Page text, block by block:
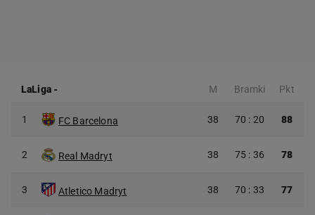
LaLiga- M Bramki Pkt
1 FC Barcelona 38 70 : 20 88
2 Real Madryt 38 75 : 36 78
3 Atletico Madryt 38 70 : 33 77